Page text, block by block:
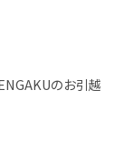
のお引越